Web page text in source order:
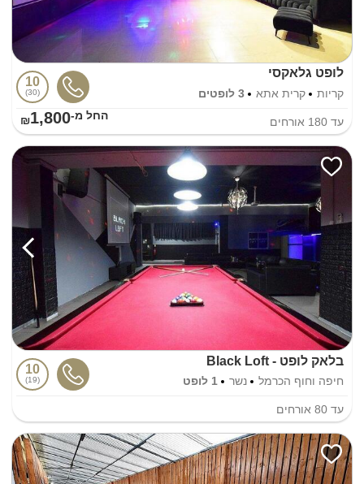
לופט גלאקסי
קריות קרית אתא 3 לופטים
10
30
עד 180 אורחים החל מ-₪1,800
בלאק לופט - Black Loft
חיפה וחוף הכרמל נשר 1 לופט
10
19
עד 80 אורחים